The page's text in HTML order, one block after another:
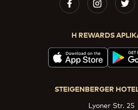
H REWARDS
STEIGENBERGER
Lyoner Str. 25